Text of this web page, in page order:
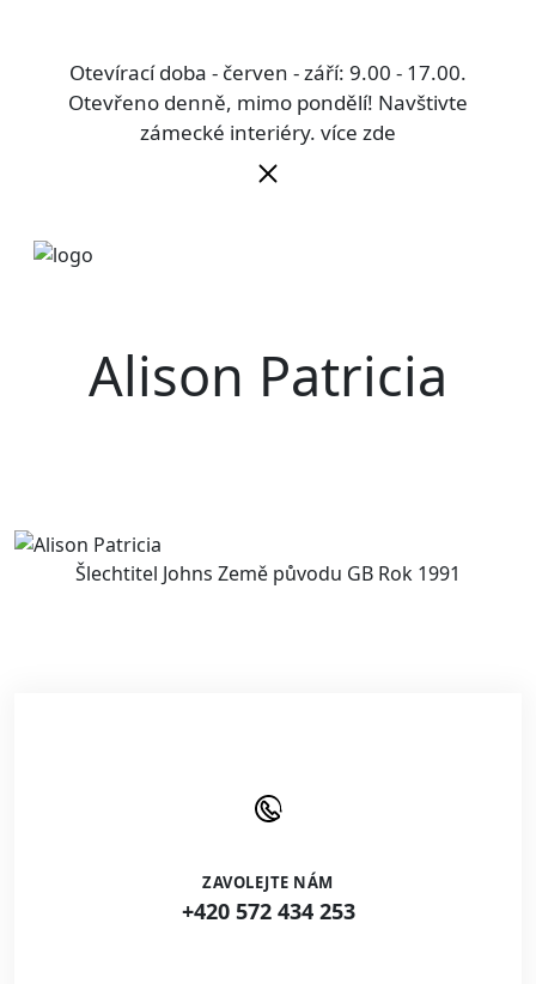
Otevírací doba - červen - září: 9.00 - 17.00.
Otevřeno denně, mimo pondělí! Navštivte
zámecké interiéry. více zde
Alison Patricia
Šlechtitel Johns Země původu GB Rok 1991
ZAVOLEJTE NÁM
+420 572 434 253